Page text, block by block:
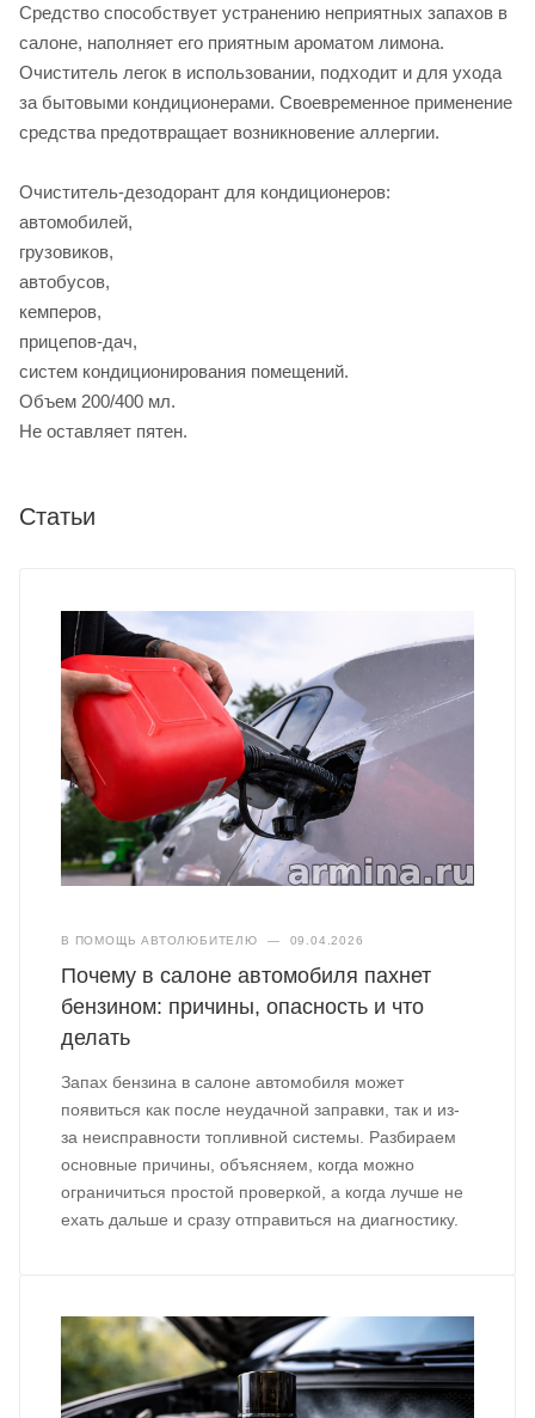
Средство способствует устранению неприятных запахов в
салоне, наполняет его приятным ароматом лимона.
Очиститель легок в использовании, подходит и для ухода
за бытовыми кондиционерами. Своевременное применение
средства предотвращает возникновение аллергии.
Очиститель-дезодорант для кондиционеров:
автомобилей,
грузовиков,
автобусов,
кемперов,
прицепов-дач,
систем кондиционирования помещений.
Объем 200/400 мл.
Не оставляет пятен.
Статьи
В ПОМОЩЬ АВТОЛЮБИТЕЛЮ — 09.04.2026
Почему в салоне автомобиля пахнет
бензином: причины, опасность и что
делать
Запах бензина в салоне автомобиля может
появиться как после неудачной заправки, так и из-
за неисправности топливной системы. Разбираем
основные причины, объясняем, когда можно
ограничиться простой проверкой, а когда лучше не
ехать дальше и сразу отправиться на диагностику.